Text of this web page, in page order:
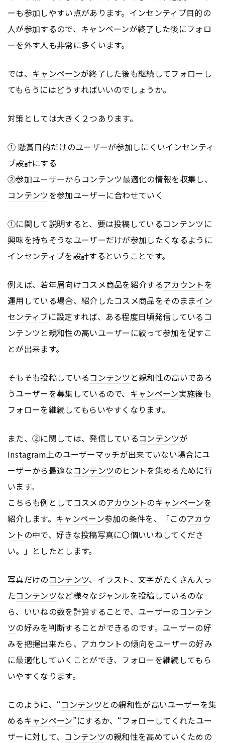
ーも参加しやすい点があります。 インセンティブ目的の
人が参加するので、 キャンペーンが終了した後にフォロ
ーを外す人も非常に多くいます。
では、 キャンペーンが終了した後も継続してフォローし
てもらうにはどうすればいいのでしょうか。
対策としては大きく２つあります。
① 懸賞目的だけのユーザーが参加しにくいインセンティ
ブ設計にする
②参加ユーザーからコンテンツ最適化の情報を収集し、
コンテンツを参加ユーザーに合わせていく
①に関して説明すると、要は投稿しているコンテンツに
興味を持ちそうなユーザーだけが参加したくなるように
インセンティブを設計するということです。
例えば、若年層向けコスメ商品を紹介するアカウントを
運用している場合、紹介したコスメ商品をそのままイン
センティブに設定すれば、ある程度日頃発信している コ
ンテンツと親和性の高いユーザーに絞って参加を促すこ
とが出来ます。
そもそも投稿しているコンテンツ と親和性の高いであろ
うユーザーを募集しているので、 キャンペーン実施後も
フォローを継続してもらいやすくなります。
また、②に関しては、発信しているコンテンツが
Instagram上のユーザーマッチが出来ていない場合にユ
ーザーから最適なコンテンツのヒントを集めるために行
います。
こちらも例としてコスメのアカウントのキャンペーンを
紹介します。 キャンペーン参加の条件を、「このアカウ
ントの中で、好きな投稿写真に〇個いいねしてくださ
い。」としたとします。
写真だけのコンテンツ、イラスト、文字がたくさん入っ
たコンテンツなど様々なジャンルを投稿しているのな
ら、いいねの数を計算することで、ユーザーのコンテン
ツの好みを判断することができるのです。ユーザーの好
みを把握出来たら、 アカウントの傾向をユーザーの好み
に最適化していくことができ、フォローを継続してもら
いやすくなります。
このように、“コンテンツとの親和性が高いユーザーを集
めるキャンペーン”にするか、“フォローしてくれたユー
ザーに対して、 コンテンツの親和性を高めていくための